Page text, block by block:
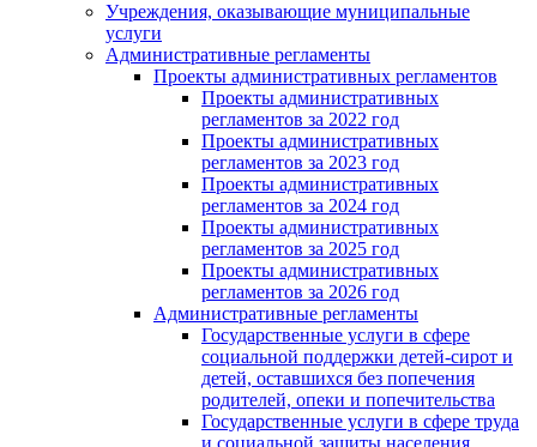
Учреждения, оказывающие муниципальные
услуги
Административные регламенты
Проекты административных регламентов
Проекты административных
регламентов за 2022 год
Проекты административных
регламентов за 2023 год
Проекты административных
регламентов за 2024 год
Проекты административных
регламентов за 2025 год
Проекты административных
регламентов за 2026 год
Административные регламенты
Государственные услуги в сфере
социальной поддержки детей-сирот и
детей, оставшихся без попечения
родителей, опеки и попечительства
Государственные услуги в сфере труда
и социальной защиты населения